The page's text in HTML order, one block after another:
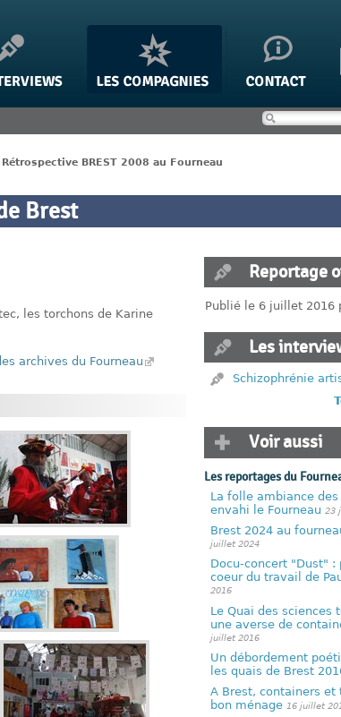
Rétrospective BREST 2008 au Fourneau
Brest
les torchons de Karine
archives du Fourneau
Reportage
Publié le 6 juillet 2016
Les
Schizophrénie
Voir aussi
Les reportages du
La folle ambiance
envahi le Fourneau 23
Brest 2024 au
juillet 2024
Docu-concert "Dust" :
coeur du travail de
2016
Le Quai des sciences
une averse de
juillet 2016
Un débordement
les quais de Brest
A Brest, containers
bon ménage 16 juillet